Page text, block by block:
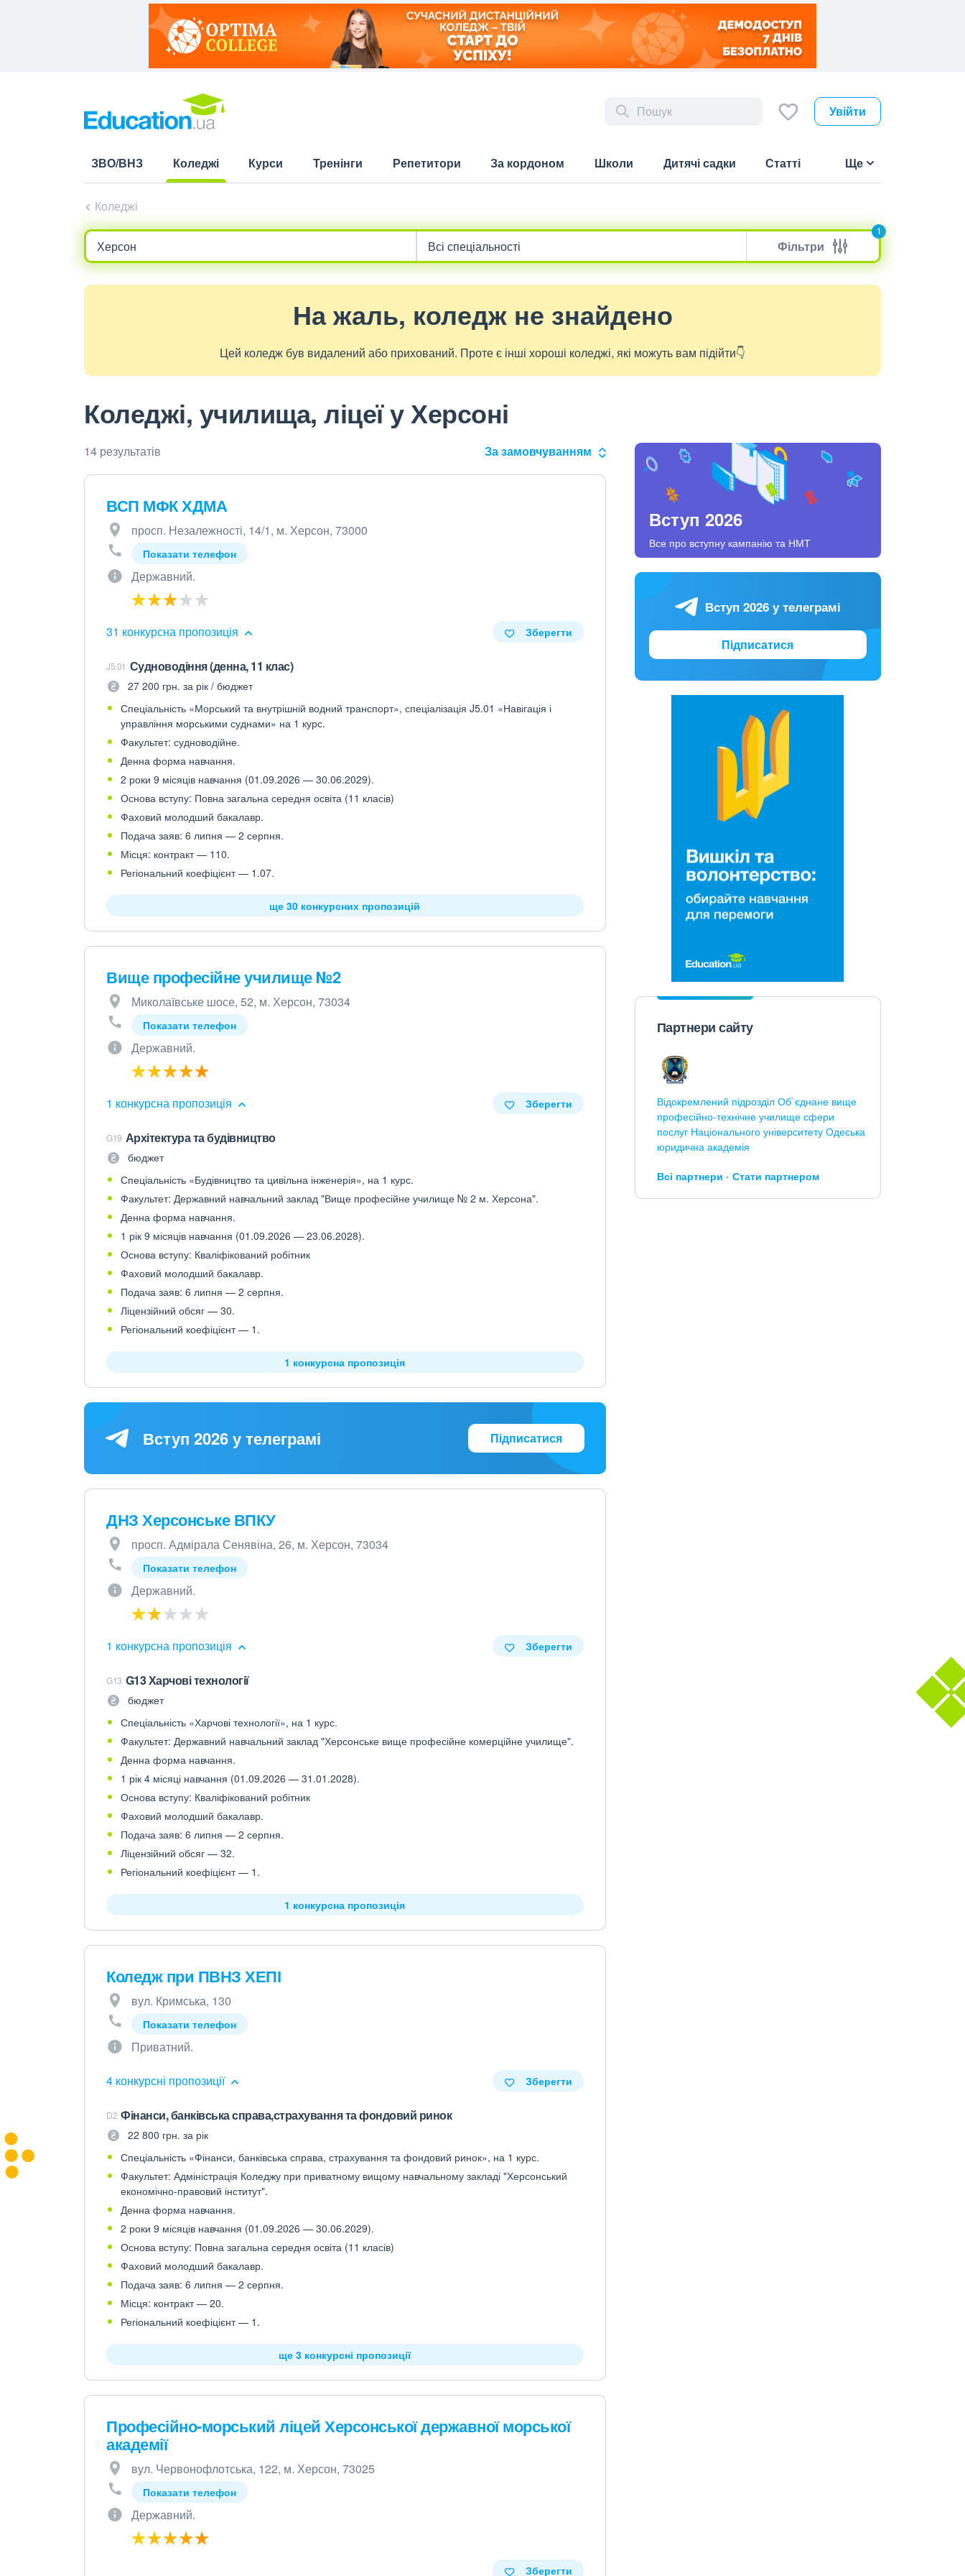
Увійти
ЗВО/ВНЗ
Коледжі
Курси Тренінги Репетитори За кордоном Школи Дитячі садки Статті Ще
Коледжі
Фільтри
1
На жаль, коледж не знайдено
Цей коледж був видалений або прихований. Проте є інші хороші коледжі, які можуть вам підійти👇
Коледжі, училища, ліцеї у Херсоні
14 результатів За замовчуванням
ВСП МФК ХДМА
просп. Незалежності, 14/1, м. Херсон, 73000
Показати телефон
Державний.
31 конкурсна пропозиція Зберегти
J5.01 Судноводіння (денна, 11 клас)
27 200 грн. за рік / бюджет
Спеціальність «Морський та внутрішній водний транспорт», спеціалізація J5.01 «Навігація і
управління морськими суднами» на 1 курс.
Факультет: судноводійне.
Денна форма навчання.
2 роки 9 місяців навчання (01.09.2026 — 30.06.2029).
Основа вступу: Повна загальна середня освіта (11 класів)
Фаховий молодший бакалавр.
Подача заяв: 6 липня — 2 серпня.
Місця: контракт — 110.
Регіональний коефіцієнт — 1.07.
ще 30 конкурсних пропозицій
Вище професійне училище №2
Миколаївське шосе, 52, м. Херсон, 73034
Показати телефон
Державний.
1 конкурсна пропозиція Зберегти
G19 Архітектура та будівництво
бюджет
Спеціальність «Будівництво та цивільна інженерія», на 1 курс.
Факультет: Державний навчальний заклад "Вище професійне училище № 2 м. Херсона".
Денна форма навчання.
1 рік 9 місяців навчання (01.09.2026 — 23.06.2028).
Основа вступу: Кваліфікований робітник
Фаховий молодший бакалавр.
Подача заяв: 6 липня — 2 серпня.
Ліцензійний обсяг — 30.
Регіональний коефіцієнт — 1.
1 конкурсна пропозиція
Вступ 2026 у телеграмі Підписатися
ДНЗ Херсонське ВПКУ
просп. Адмірала Сенявіна, 26, м. Херсон, 73034
Показати телефон
Державний.
1 конкурсна пропозиція Зберегти
G13 G13 Харчові технології
бюджет
Спеціальність «Харчові технології», на 1 курс.
Факультет: Державний навчальний заклад "Херсонське вище професійне комерційне училище".
Денна форма навчання.
1 рік 4 місяці навчання (01.09.2026 — 31.01.2028).
Основа вступу: Кваліфікований робітник
Фаховий молодший бакалавр.
Подача заяв: 6 липня — 2 серпня.
Ліцензійний обсяг — 32.
Регіональний коефіцієнт — 1.
1 конкурсна пропозиція
Коледж при ПВНЗ ХЕПІ
вул. Кримська, 130
Показати телефон
Приватний.
4 конкурсні пропозиції Зберегти
D2 Фінанси, банківська справа,страхування та фондовий ринок
22 800 грн. за рік
Спеціальність «Фінанси, банківська справа, страхування та фондовий ринок», на 1 курс.
Факультет: Адміністрація Коледжу при приватному вищому навчальному закладі "Херсонський
економічно-правовий інститут".
Денна форма навчання.
2 роки 9 місяців навчання (01.09.2026 — 30.06.2029).
Основа вступу: Повна загальна середня освіта (11 класів)
Фаховий молодший бакалавр.
Подача заяв: 6 липня — 2 серпня.
Місця: контракт — 20.
Регіональний коефіцієнт — 1.
ще 3 конкурсні пропозиції
Професійно-морський ліцей Херсонської державної морської
академії
вул. Червонофлотська, 122, м. Херсон, 73025
Показати телефон
Державний.
Зберегти
Вступ 2026
Все про вступну кампанію та НМТ
Вступ 2026 у телеграмі
Підписатися
Партнери сайту
Відокремлений підрозділ Об`єднане вище
професійно-технічне училище сфери
послуг Національного університету Одеська
юридична академія
Всі партнери Стати партнером